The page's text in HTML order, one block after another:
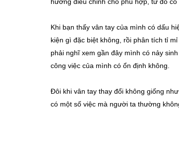
Khi bạn thấy vân tay của mình có dấu
kiện gì đặc biệt không, rồi phân tích tỉ
phải nghĩ xem gần đây mình có nảy
công việc của mình có ổn định không.
Đôi khi vân tay thay đổi không giống
có một số việc mà người ta thường